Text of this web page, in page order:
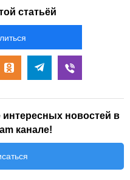
статьёй
новостей в
канале!